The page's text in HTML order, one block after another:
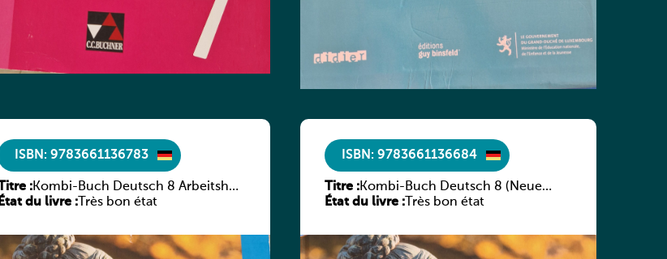
ISBN: 9783661136783
Titre :Kombi-Buch Deutsch 8 Arbeitsheft
(Neue Ausgabe Luxemburg)
État du livre : Très bon état
ISBN: 9783661136684
Titre :Kombi-Buch Deutsch 8 (Neue
Ausgabe Luxemburg)
État du livre :Très bon état